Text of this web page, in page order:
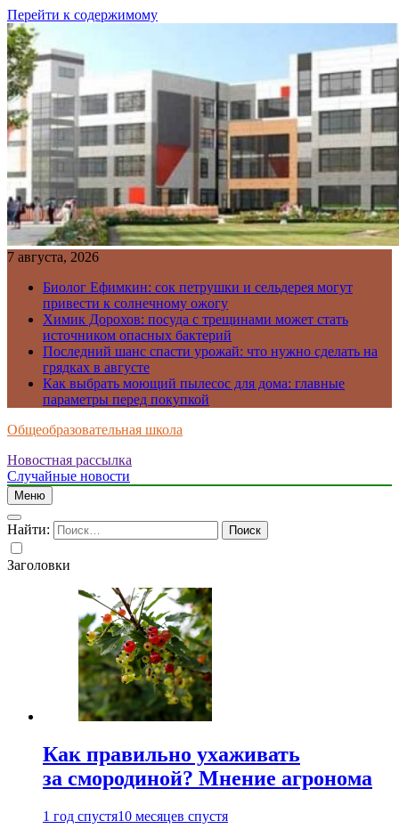
Перейти к содержимому
7 августа, 2026
Биолог Ефимкин: сок петрушки и сельдерея могут
привести к солнечному ожогу
Химик Дорохов: посуда с трещинами может стать
источником опасных бактерий
Последний шанс спасти урожай: что нужно сделать на
грядках в августе
Как выбрать моющий пылесос для дома: главные
параметры перед покупкой
Общеобразовательная школа
Новостная рассылка
Случайные новости
Меню
Найти:
Заголовки
Как правильно ухаживать
за смородиной? Мнение агронома
1 год спустя10 месяцев спустя